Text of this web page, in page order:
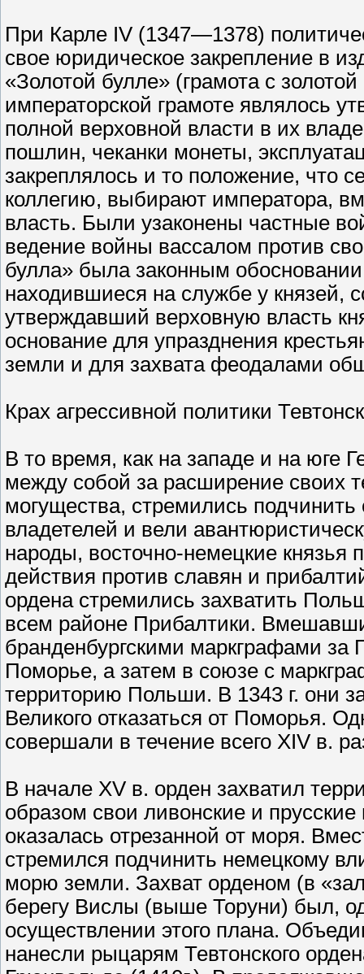
При Карле IV (1347—1378)
свое юридическое закрепление в
«Золотой булле» (грамота с
императорской грамоте являлось
полной верховной власти в их
пошлин, чеканки монеты,
закреплялось и то положение, что
коллегию, выбирают императора,
власть. Были узаконены частные
ведение войны вассалом против
булла» была законным
находившиеся на службе у князей,
утверждавший верховную власть
основание для упразднения
земли и для захвата феодалами
Крах агрессивной политики
В то время, как на западе и на юге
между собой за расширение своих
могущества, стремились
владетелей и вели
народы, восточно-немецкие
действия против славян и
ордена стремились захватить
всем районе Прибалтики.
бранденбургскими маркграфами
Поморье, а затем в союзе с
территорию Польши. В 1343 г. они
Великого отказаться от Поморья.
совершали в течение всего XIV в.
В начале XV в. орден захватил
образом свои ливонские и
оказалась отрезанной от моря.
стремился подчинить немецкому
морю земли. Захват орденом (в
берегу Вислы (выше Торуни) был,
осуществлении этого плана.
нанесли рыцарям Тевтонского